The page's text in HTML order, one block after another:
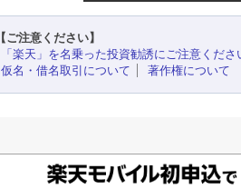
【ご注意ください】
「楽天」を名乗った投資勧誘にご注意くださ
仮名・借名取引について
著作権について